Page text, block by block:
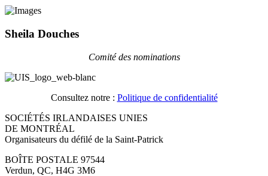
Sheila Douches
Comité des nominations
Consultez notre : Politique de confidentialité
SOCIÉTÉS IRLANDAISES UNIES
DE MONTRÉAL
Organisateurs du défilé de la Saint-Patrick
BOÎTE POSTALE 97544
Verdun, QC, H4G 3M6